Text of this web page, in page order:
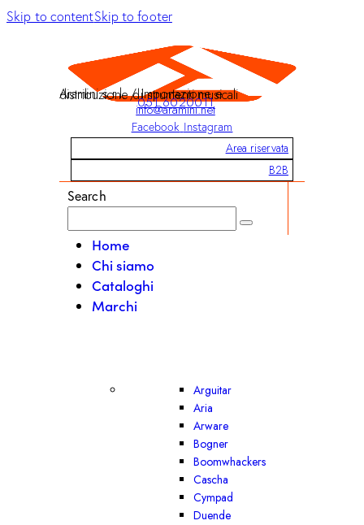
Skip to contentSkip to footer
Aramini s.r.l. / Importazione e distribuzione di strumenti musicali
051 6020011
info@aramini.net
Facebook Instagram
Area riservata
B2B
Search
Home
Chi siamo
Cataloghi
Marchi
Arguitar
Aria
Arware
Bogner
Boomwhackers
Cascha
Cympad
Duende